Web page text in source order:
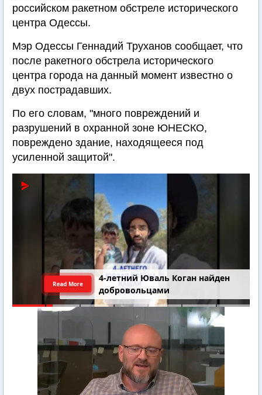
российском ракетном обстреле исторического
центра Одессы.
Мэр Одессы Геннадий Труханов сообщает, что
после ракетного обстрела исторического
центра города на данный момент известно о
двух пострадавших.
По его словам, "много повреждений и
разрушений в охранной зоне ЮНЕСКО,
повреждено здание, находящееся под
усиленной защитой".
4-летний Юваль Коган найден
добровольцами
Read More